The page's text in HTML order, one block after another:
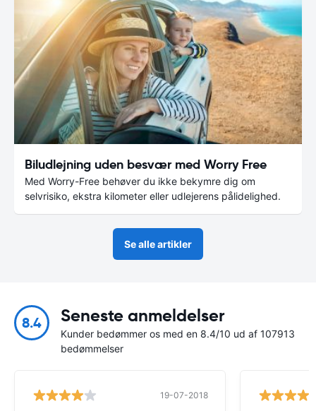
Biludlejning uden besvær med Worry Free
Med Worry-Free behøver du ikke bekymre dig om
selvrisiko, ekstra kilometer eller udlejerens pålidelighed.
Se alle artikler
8.4 Seneste anmeldelser
Kunder bedømmer os med en 8.4/10 ud af 107913
bedømmelser
19-07-2018